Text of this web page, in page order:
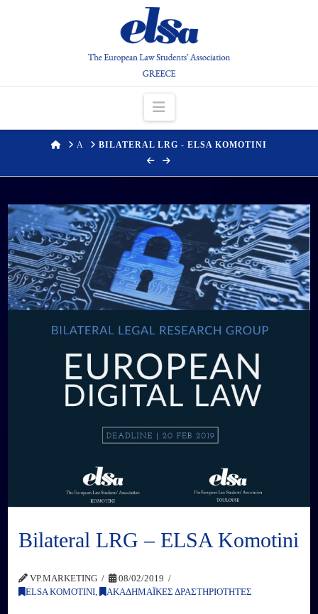
Navigation
HOME
Α ΒILATERAL LRG - ELSA KOMOTINI
Βilateral LRG – ELSA Komotini
VP.MARKETING
08/02/2019
ELSA KOMOTINI
ΑΚΑΔΗΜΑΪΚΕΣ ΔΡΑΣΤΗΡΙΟΤΗΤΕΣ